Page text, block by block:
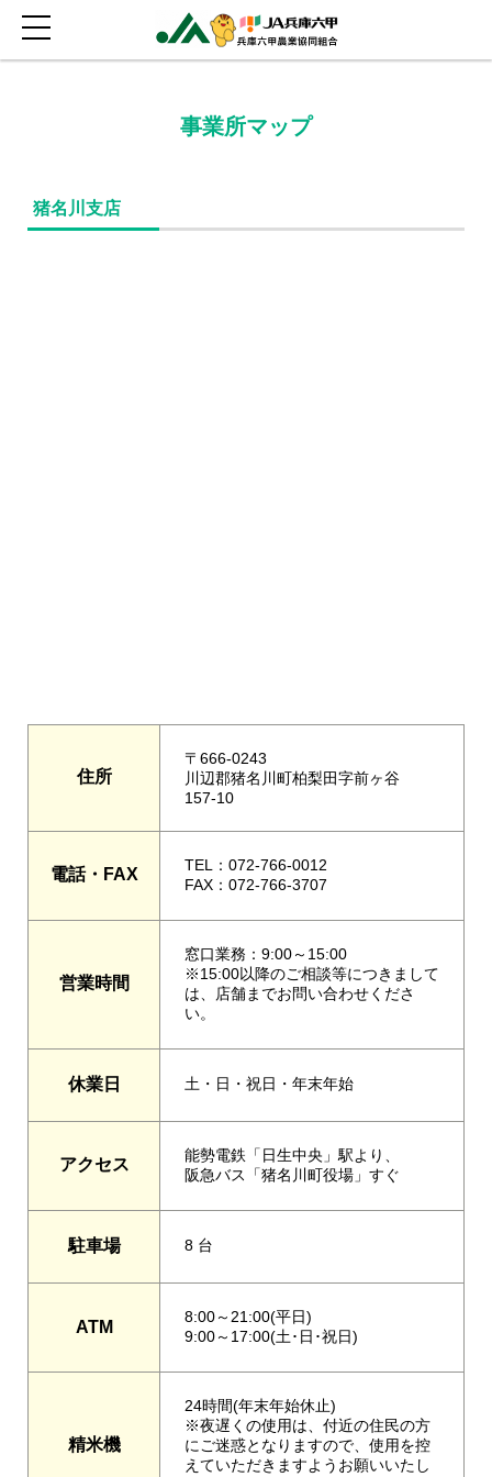
事業所マップ
猪名川支店
住所
〒666-0243
川辺郡猪名川町柏梨田字前ヶ谷
157-10
電話・FAX
TEL：072-766-0012
FAX：072-766-3707
営業時間
窓口業務：9:00～15:00
※15:00以降のご相談等につきまして
は、店舗までお問い合わせくださ
い。
休業日 土・日・祝日・年末年始
アクセス
能勢電鉄「日生中央」駅より、
阪急バス「猪名川町役場」すぐ
駐車場 8 台
ATM
8:00～21:00(平日)
9:00～17:00(土･日･祝日)
精米機
24時間(年末年始休止)
※夜遅くの使用は、付近の住民の方
にご迷惑となりますので、使用を控
えていただきますようお願いいたし